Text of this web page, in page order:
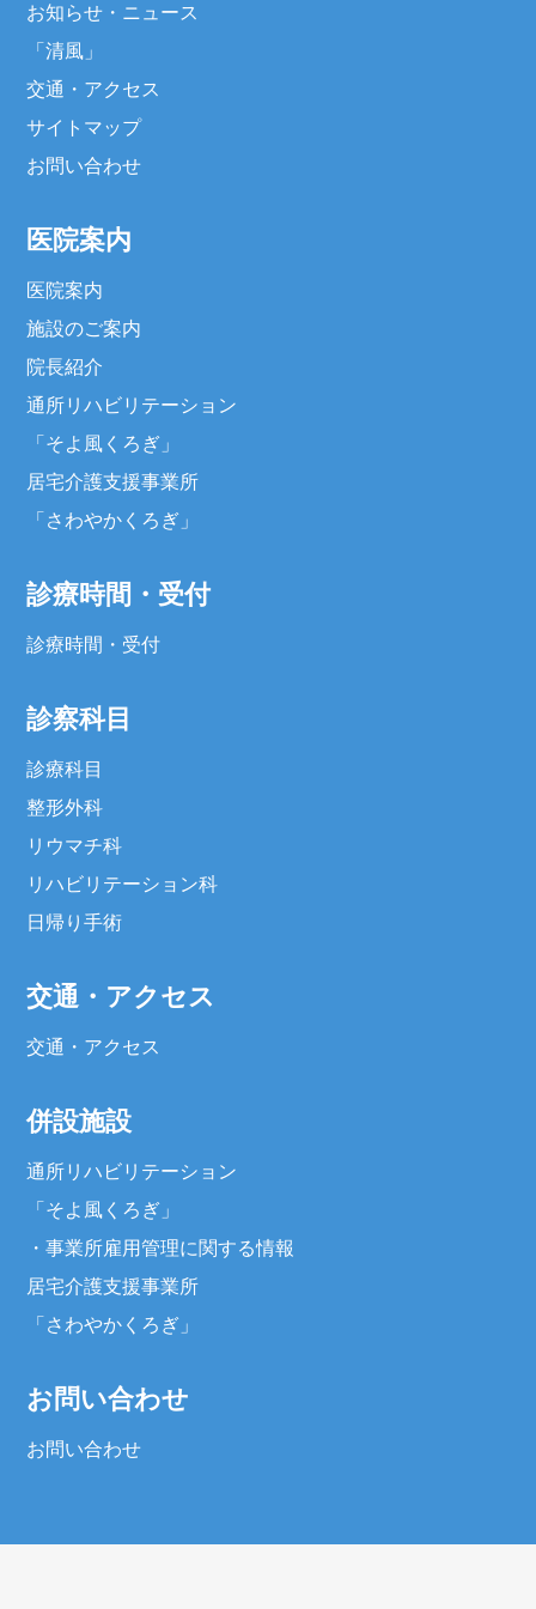
お知らせ・ニュース
「清風」
交通・アクセス
サイトマップ
お問い合わせ
医院案内
医院案内
施設のご案内
院長紹介
通所リハビリテーション
「そよ風くろぎ」
居宅介護支援事業所
「さわやかくろぎ」
診療時間・受付
診療時間・受付
診察科目
診療科目
整形外科
リウマチ科
リハビリテーション科
日帰り手術
交通・アクセス
交通・アクセス
併設施設
通所リハビリテーション
「そよ風くろぎ」
・事業所雇用管理に関する情報
居宅介護支援事業所
「さわやかくろぎ」
お問い合わせ
お問い合わせ